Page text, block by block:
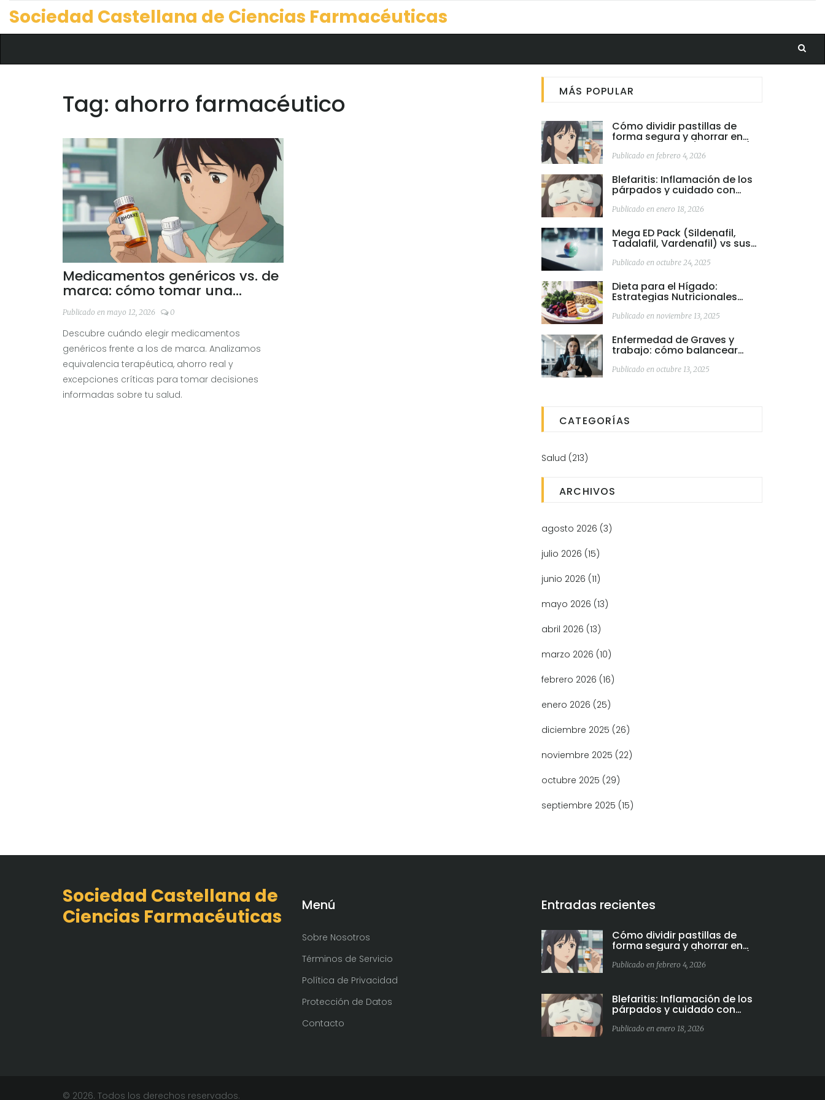
Sociedad Castellana de Ciencias Farmacéuticas
Tag: ahorro farmacéutico
Medicamentos genéricos vs. de
marca: cómo tomar una
decisión informada
Publicado en mayo 12, 2026 0
Descubre cuándo elegir medicamentos
genéricos frente a los de marca. Analizamos
equivalencia terapéutica, ahorro real y
excepciones críticas para tomar decisiones
informadas sobre tu salud.
MÁS POPULAR
Cómo dividir pastillas de
forma segura y ahorrar en
Publicado en febrero 4, 2026
Blefaritis: Inflamación de los
párpados y cuidado con
Publicado en enero 18, 2026
Mega ED Pack (Sildenafil,
Tadalafil, Vardenafil) vs sus
comparativa completa
Publicado en octubre 24, 2025
Dieta para el Hígado:
Estrategias Nutricionales
Enfermedades Hepáticas
Publicado en noviembre 13, 2025
Enfermedad de Graves y
trabajo: cómo balancear
Publicado en octubre 13, 2025
CATEGORÍAS
Salud (213)
ARCHIVOS
agosto 2026 (3)
julio 2026 (15)
junio 2026 (11)
mayo 2026 (13)
abril 2026 (13)
marzo 2026 (10)
febrero 2026 (16)
enero 2026 (25)
diciembre 2025 (26)
noviembre 2025 (22)
octubre 2025 (29)
septiembre 2025 (15)
Sociedad Castellana de
Ciencias Farmacéuticas
Menú
Sobre Nosotros
Términos de Servicio
Política de Privacidad
Protección de Datos
Contacto
Entradas recientes
Cómo dividir pastillas de
forma segura y ahorrar en
Publicado en febrero 4, 2026
Blefaritis: Inflamación de los
párpados y cuidado con
Publicado en enero 18, 2026
© 2026. Todos los derechos reservados.